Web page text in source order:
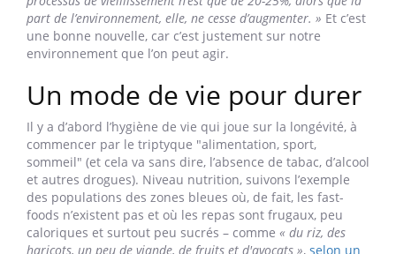
La réponse réside peut-être dans les "zones bleues", ces
régions isolées du monde où vit un nombre inhabituel de
centenaires. Il y en acinq répertoriées à ce jouraux
quatre coins du globe, comme l’île grecque d’Ikaria, la
d’Okinawa, au Japon, où les super-seniors sont trois fois
plus nombreux qu’en France. Quel est leur secret ? Une
histoire de gènes ? Même pas : il y a certes des étudesici
etlàqui suggèrent que la clé des centenaires se
trouverait dans le bagage ADN, mais l’influence reste très
limitée.« Nous ne sommes pas prisonniers de nos gènes,
rappelle Dr De Jaeger. La part de la génétique dans le
processus de vieillissement n’est que de 20-25%, alors que la
part de l’environnement, elle, ne cesse d’augmenter. »Et c’est